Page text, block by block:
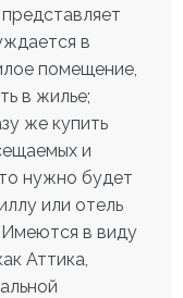
в
помещение,
в жилье;
же купить
и
нужно будет
или отель
в виду
Аттика,